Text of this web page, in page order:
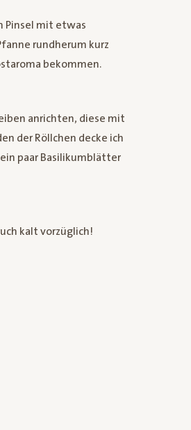
Pinsel mit etwas
rundherum kurz
bekommen.
anrichten, diese mit
der Röllchen decke ich
paar Basilikumblätter
kalt vorzüglich!